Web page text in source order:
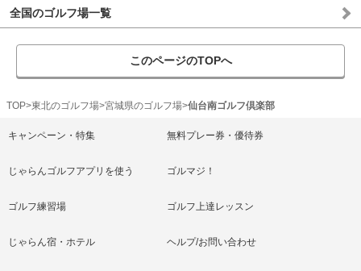
全国のゴルフ場一覧
このページのTOPへ
TOP 東北のゴルフ場 宮城県のゴルフ場 仙台南ゴルフ倶楽部
キャンペーン・特集 無料プレー券・優待券
じゃらんゴルフアプリを使う ゴルマジ！
ゴルフ練習場 ゴルフ上達レッスン
じゃらん宿・ホテル ヘルプ/お問い合わせ